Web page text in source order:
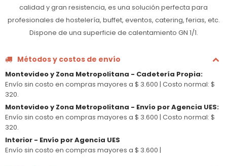
calidad y gran resistencia, es una solución perfecta para
profesionales de hostelería, buffet, eventos, catering, ferias, etc.
Dispone de una superficie de calentamiento GN 1/1.
Métodos y costos de envío
Montevideo y Zona Metropolitana - Cadetería Propia:
Envío sin costo en compras mayores a $ 3.600 | Costo normal: $
320.
Montevideo y Zona Metropolitana - Envío por Agencia UES:
Envío sin costo en compras mayores a $ 3.600 | Costo normal: $
320.
Interior - Envío por Agencia UES
Envío sin costo en compras mayores a $ 3.600 |